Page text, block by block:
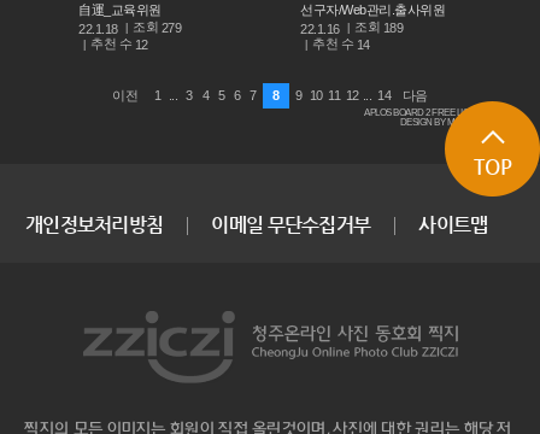
自運_교육위원
22.1.18
조회 279
추천 수 12
선구자/Web관리.출사위원
22.1.16
조회 189
추천 수 14
이전 1 3 4 5 6 7 8 9 10 11 12 14 다음
APLOS BOARD 2 FREE LICENSE
DESIGN BY MACARON
TOP
개인정보처리방침 이메일 무단수집거부 사이트맵
찍지의 모든 이미지는 회원이 직접 올린것이며, 사진에 대한 권리는 해당 저